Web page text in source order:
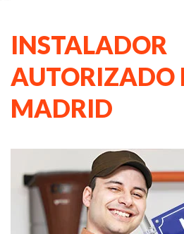
INSTALADOR
AUTORIZADO
MADRID